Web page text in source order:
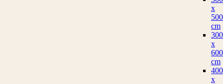
x
500
cm
300
x
600
cm
400
x